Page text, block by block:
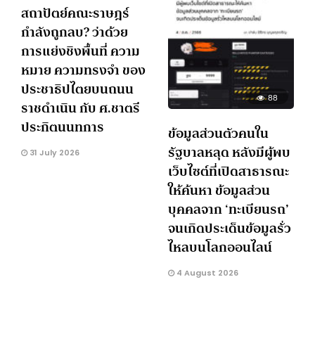
สถาปัตย์คณะราษฎร์
กำลังถูกลบ? ว่าด้วย
การแย่งชิงพื้นที่ ความ
หมาย ความทรงจำ ของ
ประชาธิปไตยบนถนน
ราชดำเนิน กับ ศ.ชาตรี
ประกิตนนทการ
31 July 2026
88
ข้อมูลส่วนตัวคนใน
รัฐบาลหลุด หลังมีผู้พบ
เว็บไซต์ที่เปิดสาธารณะ
ให้ค้นหา ข้อมูลส่วน
บุคคลจาก ‘ทะเบียนรถ’
จนเกิดประเด็นข้อมูลรั่ว
ไหลบนโลกออนไลน์
4 August 2026